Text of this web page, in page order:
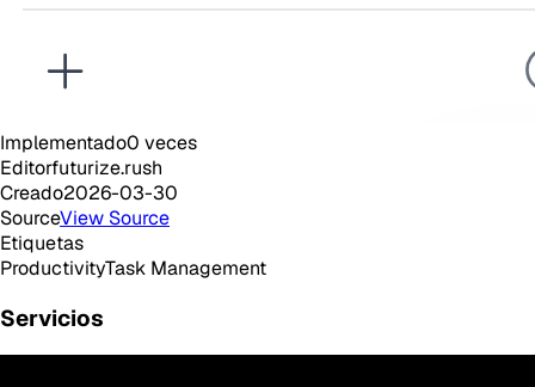
Implementado0 veces
Editorfuturize.rush
Creado2026-03-30
SourceView Source
Etiquetas
ProductivityTask Management
Servicios